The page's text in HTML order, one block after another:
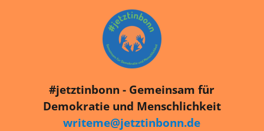
#jetztinbonn
#jetztinbonn - Gemeinsam für
Demokratie und Menschlichkeit
writeme@jetztinbonn.de